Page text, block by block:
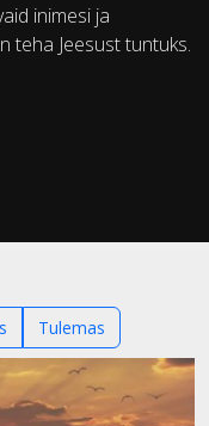
inimesi ja
teha Jeesust tuntuks.
Tulemas